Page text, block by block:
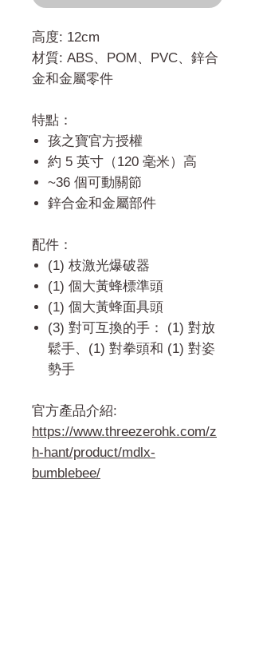
高度: 12cm
材質: ABS、POM、PVC、鋅合
金和金屬零件
特點：
孩之寶官方授權
約 5 英寸（120 毫米）高
~36 個可動關節
鋅合金和金屬部件
配件：
(1) 枝激光爆破器
(1) 個大黃蜂標準頭
(1) 個大黃蜂面具頭
(3) 對可互換的手： (1) 對放
鬆手、(1) 對拳頭和 (1) 對姿
勢手
官方產品介紹:
https://www.threezerohk.com/z
h-hant/product/mdlx-
bumblebee/